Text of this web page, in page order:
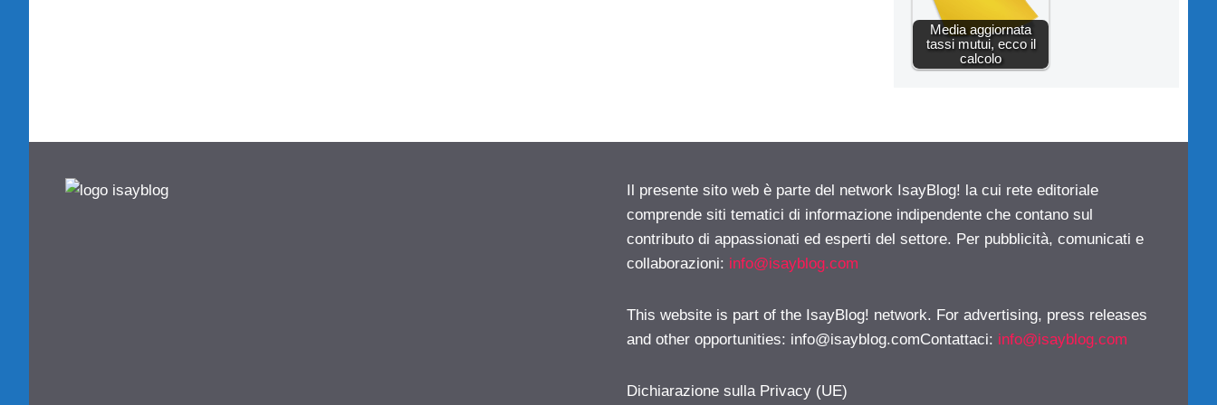
Media aggiornata
tassi mutui, ecco il
calcolo
Il presente sito web è parte del network IsayBlog! la cui rete editoriale
comprende siti tematici di informazione indipendente che contano sul
contributo di appassionati ed esperti del settore. Per pubblicità, comunicati e
collaborazioni: info@isayblog.com
This website is part of the IsayBlog! network. For advertising, press releases
and other opportunities: info@isayblog.comContattaci: info@isayblog.com
Dichiarazione sulla Privacy (UE)